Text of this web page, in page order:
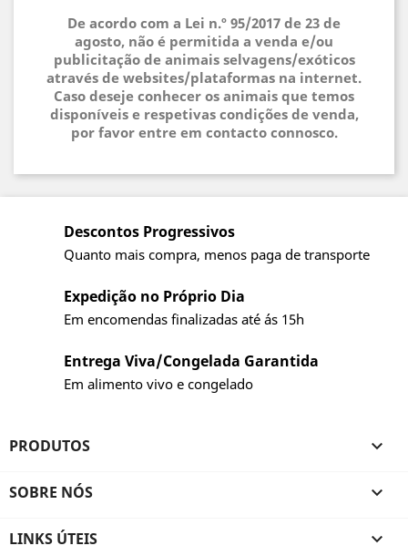
De acordo com a Lei n.º 95/2017 de 23 de
agosto, não é permitida a venda e/ou
publicitação de animais selvagens/exóticos
através de websites/plataformas na internet.
Caso deseje conhecer os animais que temos
disponíveis e respetivas condições de venda,
por favor entre em contacto connosco.
Descontos Progressivos
Quanto mais compra, menos paga de transporte
Expedição no Próprio Dia
Em encomendas finalizadas até ás 15h
Entrega Viva/Congelada Garantida
Em alimento vivo e congelado
PRODUTOS 
SOBRE NÓS 
LINKS ÚTEIS 